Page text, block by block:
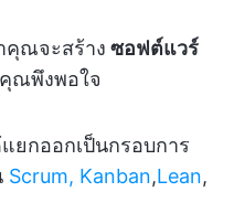
คุณจะสร้าง ซอฟต์แวร์
ณพึงพอใจ
ยกออกเป็นกรอบการ
Scrum, Kanban,Lean,